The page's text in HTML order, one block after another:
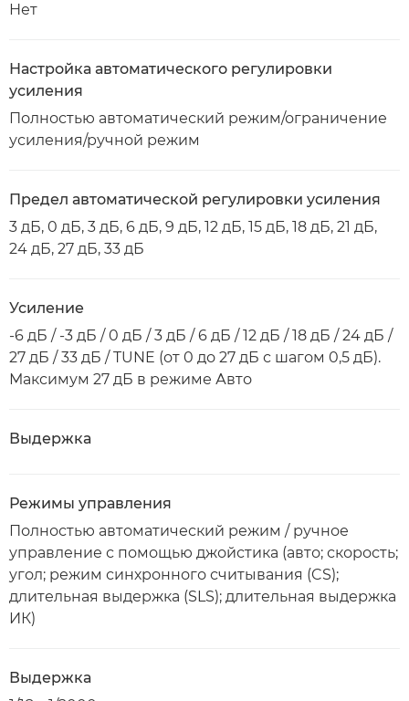
Нет
Настройка автоматического регулировки
усиления
Полностью автоматический режим/ограничение
усиления/ручной режим
Предел автоматической регулировки усиления
3 дБ, 0 дБ, 3 дБ, 6 дБ, 9 дБ, 12 дБ, 15 дБ, 18 дБ, 21 дБ,
24 дБ, 27 дБ, 33 дБ
Усиление
-6 дБ / -3 дБ / 0 дБ / 3 дБ / 6 дБ / 12 дБ / 18 дБ / 24 дБ /
27 дБ / 33 дБ / TUNE (от 0 до 27 дБ с шагом 0,5 дБ).
Максимум 27 дБ в режиме Авто
Выдержка
Режимы управления
Полностью автоматический режим / ручное
управление с помощью джойстика (авто; скорость;
угол; режим синхронного считывания (CS);
длительная выдержка (SLS); длительная выдержка
ИК)
Выдержка